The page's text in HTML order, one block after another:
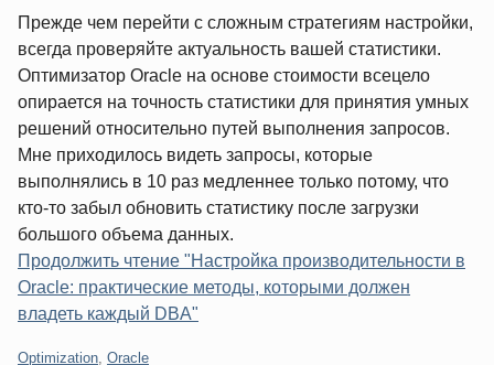
Прежде чем перейти с сложным стратегиям настройки,
всегда проверяйте актуальность вашей статистики.
Оптимизатор Oracle на основе стоимости всецело
опирается на точность статистики для принятия умных
решений относительно путей выполнения запросов.
Мне приходилось видеть запросы, которые
выполнялись в 10 раз медленнее только потому, что
кто-то забыл обновить статистику после загрузки
большого объема данных.
Продолжить чтение "Настройка производительности в
Oracle: практические методы, которыми должен
владеть каждый DBA"
Категории:
Optimization Oracle